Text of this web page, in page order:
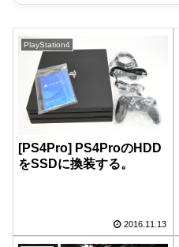
PlayStation4
[PS4Pro] PS4ProのHDD
をSSDに換装する。
2016.11.13